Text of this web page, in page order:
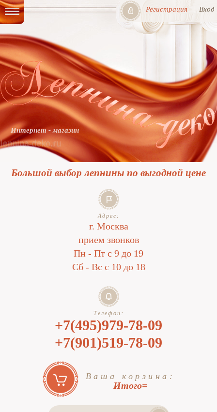
Регистрация Вход
Интернет - магазин
Большой выбор лепнины по выгодной цене
Адрес:
г. Москва
прием звонков
Пн - Пт с 9 до 19
Сб - Вс с 10 до 18
Телефон:
+7(495)979-78-09
+7(901)519-78-09
Ваша корзина:
Итого=